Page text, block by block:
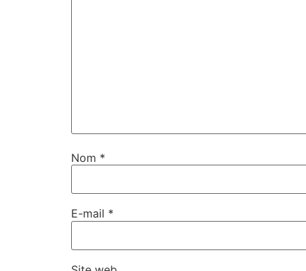
Nom *
E-mail *